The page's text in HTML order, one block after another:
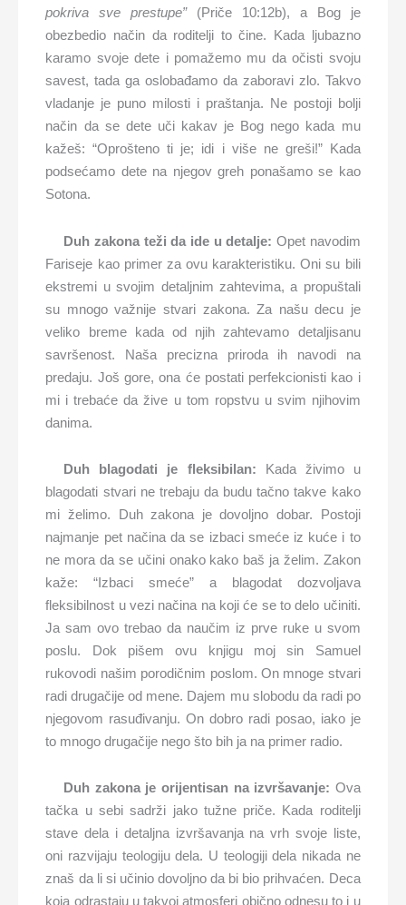
pokriva sve prestupe”(Priče 10:12b), a Bog je
obezbedio način da roditelji to čine. Kada ljubazno
karamo svoje dete i pomažemo mu da očisti svoju
savest, tada ga oslobađamo da zaboravi zlo. Takvo
vladanje je puno milosti i praštanja. Ne postoji bolji
način da se dete uči kakav je Bog nego kada mu
kažeš: “Oprošteno ti je; idi i više ne greši!” Kada
podsećamo dete na njegov greh ponašamo se kao
Sotona.
Duh zakona teži da ide u detalje: Opet navodim
Fariseje kao primer za ovu karakteristiku. Oni su bili
ekstremi u svojim detaljnim zahtevima, a propuštali
su mnogo važnije stvari zakona. Za našu decu je
veliko breme kada od njih zahtevamo detaljisanu
savršenost. Naša precizna priroda ih navodi na
predaju. Još gore, ona će postati perfekcionisti kao i
mi i trebaće da žive u tom ropstvu u svim njihovim
danima.
Duh blagodati je fleksibilan: Kada živimo u
blagodati stvari ne trebaju da budu tačno takve kako
mi želimo. Duh zakona je dovoljno dobar. Postoji
najmanje pet načina da se izbaci smeće iz kuće i to
ne mora da se učini onako kako baš ja želim. Zakon
kaže: “Izbaci smeće” a blagodat dozvoljava
fleksibilnost u vezi načina na koji će se to delo učiniti.
Ja sam ovo trebao da naučim iz prve ruke u svom
poslu. Dok pišem ovu knjigu moj sin Samuel
rukovodi našim porodičnim poslom. On mnoge stvari
radi drugačije od mene. Dajem mu slobodu da radi po
njegovom rasuđivanju. On dobro radi posao, iako je
to mnogo drugačije nego što bih ja na primer radio.
Duh zakona je orijentisan na izvršavanje: Ova
tačka u sebi sadrži jako tužne priče. Kada roditelji
stave dela i detaljna izvršavanja na vrh svoje liste,
oni razvijaju teologiju dela. U teologiji dela nikada ne
znaš da li si učinio dovoljno da bi bio prihvaćen. Deca
koja odrastaju u takvoj atmosferi obično odnesu to i u